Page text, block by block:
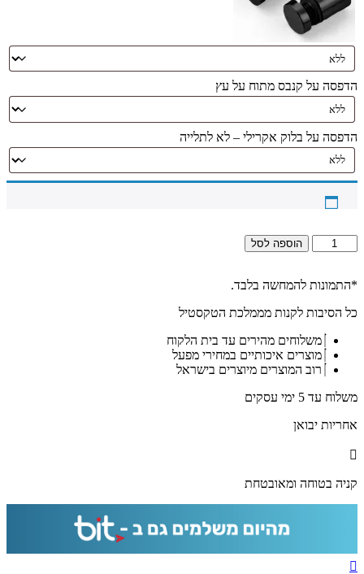
הדפסה על קנבס מתוח על עץ
הדפסה על בלוק אקרילי – לא לתלייה
כמות
של
-
מזמור
מודרנית
קנבס
זכוכית
הוספה לסל
*התמונות להמחשה בלבד.
כל הסיבות לקנות מממלכת הטקסטיל
משלוחים מהירים עד בית הלקוח
מוצרים איכותיים במחירי מפעל
רוב המוצרים מיוצרים בישראל
משלוח עד 5 ימי עסקים
אחריות יבואן
קניה בטוחה ומאובטחת